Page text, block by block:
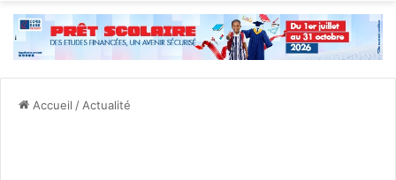
Accueil / Actualité